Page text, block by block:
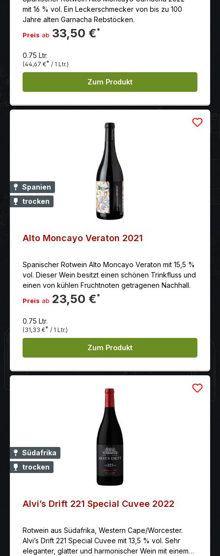
mit 16 % vol. Ein Leckerschmecker von bis zu 100
Jahre alten Garnacha Rebstöcken.
Preis ab 33,50 €*
0.75 Ltr.
(44,67 €* / 1 Ltr.)
Zum Produkt
Spanien
trocken
Alto Moncayo Veraton 2021
Spanischer Rotwein Alto Moncayo Veraton mit 15,5 %
vol. Dieser Wein besitzt einen schönen Trinkfluss und
einen von kühlen Fruchtnoten getragenen Nachhall.
Preis ab 23,50 €*
0.75 Ltr.
(31,33 €* / 1 Ltr.)
Zum Produkt
Südafrika
trocken
Alvi’s Drift 221 Special Cuvee 2022
Rotwein aus Südafrika, Western Cape/Worcester.
Alvi’s Drift 221 Special Cuvee mit 13,5 % vol. Sehr
eleganter, glatter und harmonischer Wein mit einem